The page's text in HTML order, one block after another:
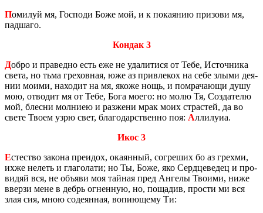
Поми­луй мя, Гос­по­ди Боже мой, и к по­ка­я­нию при­зо­ви мя,
пад­ша­го.
Кондак 3
Добро и пра­вед­но есть еже не уда­ли­ти­ся от Тебе, Ис­точ­ни­ка
света, но тьма гре­хов­ная, юже аз при­вле­кох на себе злыми де­я­
нии моими, на­хо­дит на мя, якоже нощь, и по­мра­ча­ю­щи душу
мою, от­во­дит мя от Тебе, Бога моего: но молю Тя, Со­зда­те­лю
мой, блес­ни мол­ниею и раз­же­ни мрак моих стра­стей, да во
свете Твоем узрю свет, бла­го­дар­ствен­но поя: Алли­лу­иа.
Икос 3
Есте­ство за­ко­на пре­идох, ока­ян­ный, со­гре­ших бо аз грех­ми,
ихже нелеть и гла­го­ла­ти; но Ты, Боже, яко Серд­це­ве­дец и про­
ви­дяй вся, не объ­яви моя тай­ная пред Ан­ге­лы Тво­и­ми, ниже
ввер­зи мене в дебрь ог­нен­ную, но, по­ща­див, про­сти ми вся
злая сия, мною со­де­ян­ная, во­пи­ю­ще­му Ти: